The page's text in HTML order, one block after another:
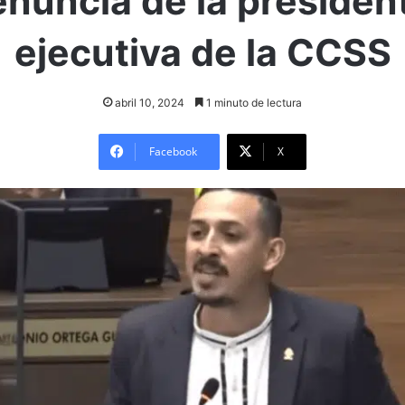
ejecutiva de la CCSS
abril 10, 2024 1 minuto de lectura
Facebook X